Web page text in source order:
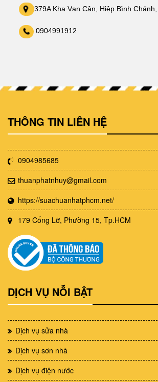
379A Kha Vạn Cân, Hiệp Bình
0904991912
THÔNG TIN LIÊN HỆ
0904985685
thuanphatnhuy@gmail.com
https://suachuanhatphcm.net/
179 Cống Lỡ, Phường 15, Tp.HCM
DỊCH VỤ NỖI BẬT
Dịch vụ sửa nhà
Dịch vụ sơn nhà
Dịch vụ điện nước